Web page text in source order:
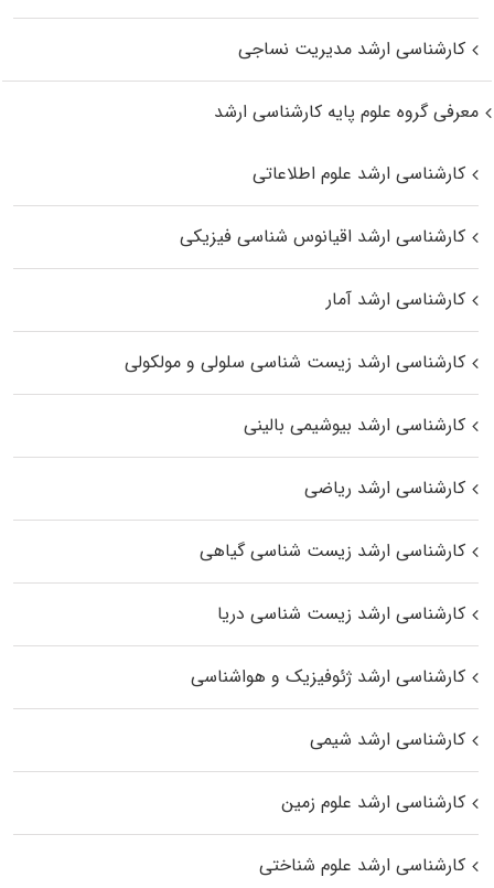
کارشناسی ارشد مدیریت نساجی
معرفی گروه علوم پایه کارشناسی ارشد
کارشناسی ارشد علوم اطلاعاتی
کارشناسی ارشد اقیانوس‌ شناسی فیزیکی
کارشناسی ارشد آمار
کارشناسی ارشد زیست شناسی سلولی و مولکولی
کارشناسی ارشد بیوشیمی بالینی
کارشناسی ارشد ریاضی
کارشناسی ارشد زیست‌ شناسی گیاهی
کارشناسی ارشد زیست‌ شناسی دریا
کارشناسی ارشد ژئوفیزیک و هواشناسی
کارشناسی ارشد شیمی
کارشناسی ارشد علوم زمین
کارشناسی ارشد علوم شناختی